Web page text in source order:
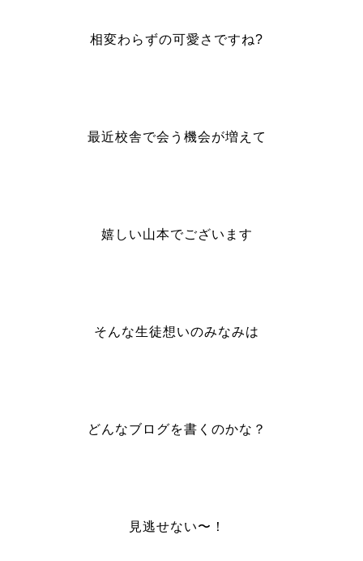
相変わらずの可愛さですね?
最近校舎で会う機会が増えて
嬉しい山本でございます
そんな生徒想いのみなみは
どんなブログを書くのかな？
見逃せない〜！